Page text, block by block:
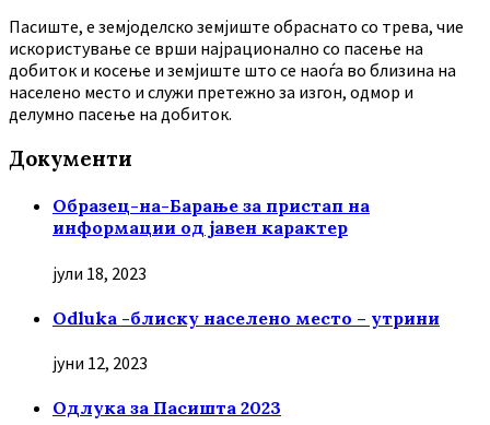
Пасиште, е земјоделско земјиште обраснато со трева, чие
искористување се врши најрационално со пасење на
добиток и косење и земјиште што се наоѓа во близина на
населено место и служи претежно за изгон, одмор и
делумно пасење на добиток.
Документи
Образец-на-Барање за пристап на
информации од јавен карактер
јули 18, 2023
Odluka -блиску населено место – утрини
јуни 12, 2023
Oдлука за Пасишта 2023